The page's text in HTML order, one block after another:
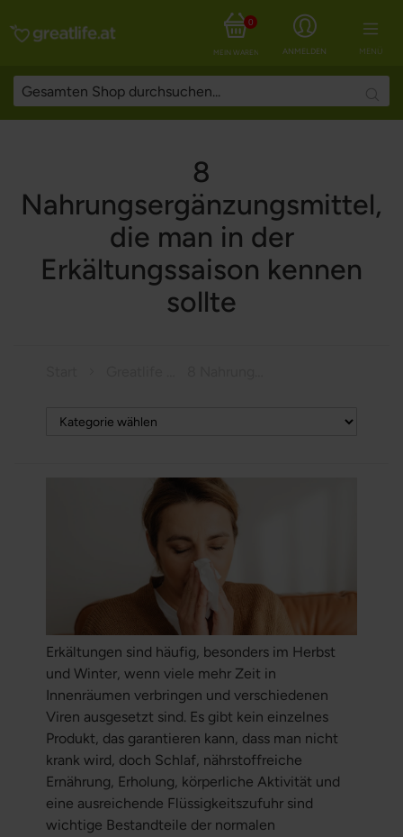
MENÜ
ANMELDEN
MEIN WARENKORB
0
8
Nahrungsergänzungsmittel,
die man in der
Erkältungssaison kennen
sollte
Erkältungen sind häufig, besonders im Herbst
und Winter, wenn viele mehr Zeit in
Innenräumen verbringen und verschiedenen
Viren ausgesetzt sind. Es gibt kein einzelnes
Produkt, das garantieren kann, dass man nicht
krank wird, doch Schlaf, nährstoffreiche
Ernährung, Erholung, körperliche Aktivität und
eine ausreichende Flüssigkeitszufuhr sind
wichtige Bestandteile der normalen